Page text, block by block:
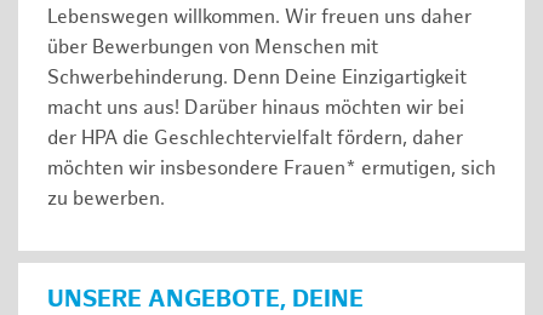
Lebenswegen willkommen. Wir freuen uns daher
über Bewerbungen von Menschen mit
Schwerbehinderung. Denn Deine Einzigartigkeit
macht uns aus! Darüber hinaus möchten wir bei
der HPA die Geschlechtervielfalt fördern, daher
möchten wir insbesondere Frauen* ermutigen, sich
zu bewerben.
UNSERE ANGEBOTE, DEINE